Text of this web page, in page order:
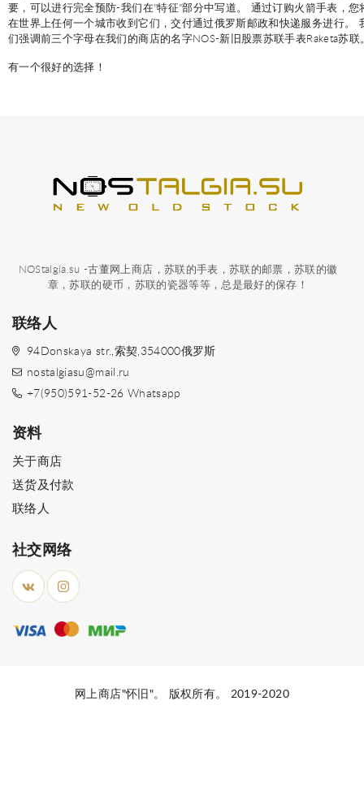
要，可以进行完全预防-我们在"特征"部分中写道。 通过订购火箭手表，您
在世界上任何一个城市收到它们，交付通过俄罗斯邮政和快递服务进行。
们强调前三个字母在我们的商店的名字NOS-新旧股票苏联手表Raketa苏联
有一个很好的选择！
NOStalgia.su -古董网上商店，苏联的手表，苏联的邮票，苏联的徽
章，苏联的硬币，苏联的瓷器等等，总是最好的保存！
联络人
94Donskaya str.,索契,354000俄罗斯
nostalgiasu@mail.ru
+7(950)591-52-26 Whatsapp
资料
关于商店
送货及付款
联络人
社交网络
网上商店"怀旧"。 版权所有。 2019-2020